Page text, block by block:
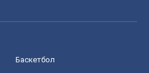
Баскетбол